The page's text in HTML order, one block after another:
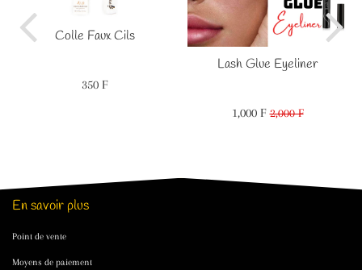
Colle Faux Cils
Prix
350 F350
Lash Glue Eyeliner
Prix
1,000 F 1,000
Prix
2,000 F2,000
En savoir plus
Point de vente
Moyens de paiement